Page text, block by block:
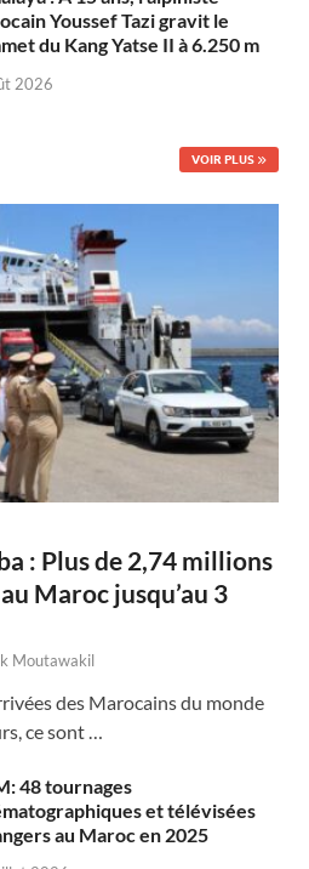
Youssef Tazi gravit le
du Kang Yatse II à 6.250 m
2026
VOIR PLUS
: Plus de 2,74 millions
Maroc jusqu’au 3
Moutawakil
des Marocains du monde
ce sont …
48 tournages
et télévisées
au Maroc en 2025